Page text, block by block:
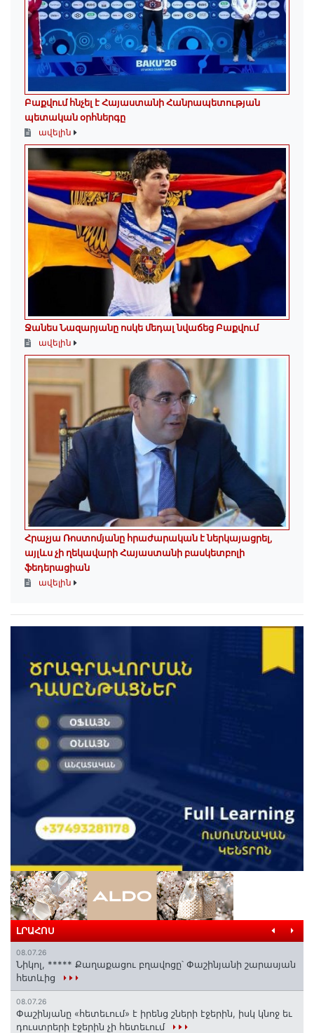
Բաքվում հնչել է Հայաստանի Հանրապետության
պետական օրհներգը
ավելին
Ջանես Նազարյանը ոսկե մեդալ նվաճեց Բաքվում
ավելին
Հրաչյա Ռոստոմյանը հրաժարական է ներկայացրել,
այլևս չի ղեկավարի Հայաստանի բասկետբոլի
ֆեդերացիան
ավելին
ԼՐԱՀՈՍ
08.07.26
Նիկոլ, ***** Քաղաքացու բղավոցը՝ Փաշինյանի շարասյան
հետևից
08.07.26
Փաշինյանը «հետեւում» է իրենց շների էջերին, իսկ կնոջ եւ
դուստրերի էջերին չի հետեւում